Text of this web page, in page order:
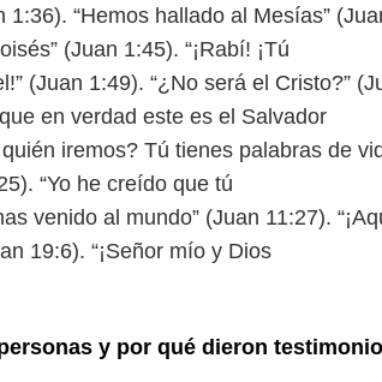
1:36). “Hemos hallado al Mesías”
(Juan 1:45). “¡Rabí! ¡Tú
(Juan 1:49). “¿No será el Cristo?”
en verdad este es el Salvador
iremos? Tú tienes palabras de
“Yo he creído que tú
venido al mundo” (Juan 11:27).
19:6). “¡Señor mío y Dios
y por qué dieron